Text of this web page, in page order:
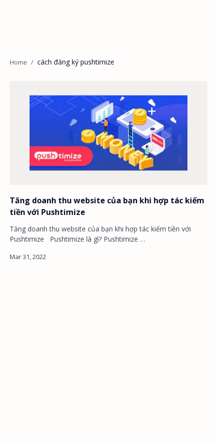
cách đăng ký pushtimize
Tăng doanh thu website của bạn khi hợp tác kiếm
tiền với Pushtimize
Tăng doanh thu website của bạn khi hợp tác kiếm tiền với
Pushtimize Pushtimize là gì? Pushtimize …